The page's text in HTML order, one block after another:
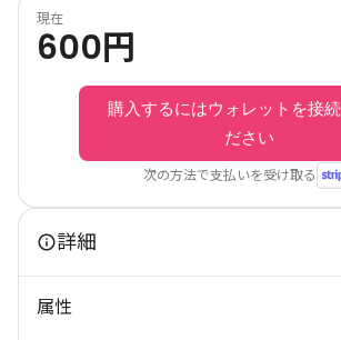
現在
600円
購入するにはウォレットを接続
ださい
次の方法で支払いを受け取る
詳細
属性